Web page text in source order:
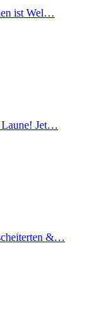
ist Wel…
Laune! Jet…
&…